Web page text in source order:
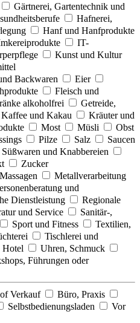
Gärtnerei, Gartentechnik und
Hafnerei,
Hanf und Hanfprodukte
IT-
Kunst und Kultur
Backwaren
Eier
Fleisch und
alkoholfrei
Getreide,
Kaffee und Kakau
Kräuter und
Most Müsli
Obst
Pilze Salz
Saucen
Süßwaren und Knabbereien
Zucker
Massagen
Metallverarbeitung
und
Dienstleistung
Regionale
und Service
Sanitär-,
Sport und Fitness
Textilien,
Tischlerei und
Hotel
Uhren, Schmuck
Führungen oder
Verkauf
Büro, Praxis
Selbstbedienungsladen
Vor